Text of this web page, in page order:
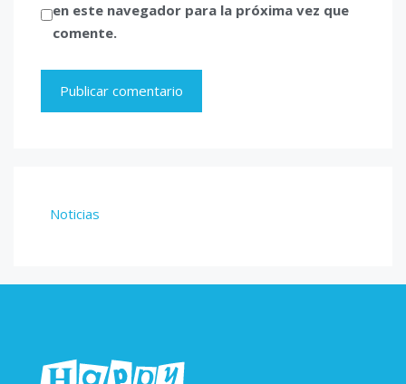
en este navegador para la próxima vez que
comente.
Noticias